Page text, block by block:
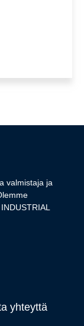
valmistaja ja
yhteyttä